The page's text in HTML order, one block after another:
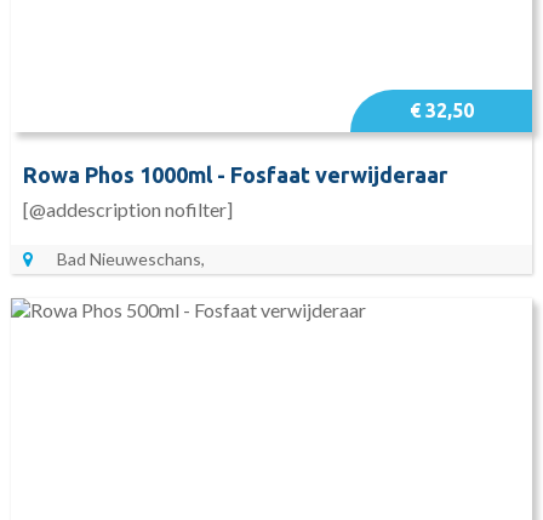
€ 32,50
Rowa Phos 1000ml - Fosfaat verwijderaar
[@addescription nofilter]
Bad Nieuweschans,